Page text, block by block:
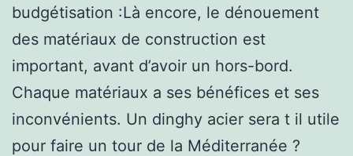
budgétisation :Là encore, le dénouement
des matériaux de construction est
important, avant d’avoir un hors-bord.
Chaque matériaux a ses bénéfices et ses
inconvénients. Un dinghy acier sera t il utile
pour faire un tour de la Méditerranée ?